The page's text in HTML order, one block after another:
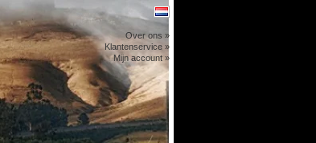
Over ons »
Klantenservice »
Mijn account »